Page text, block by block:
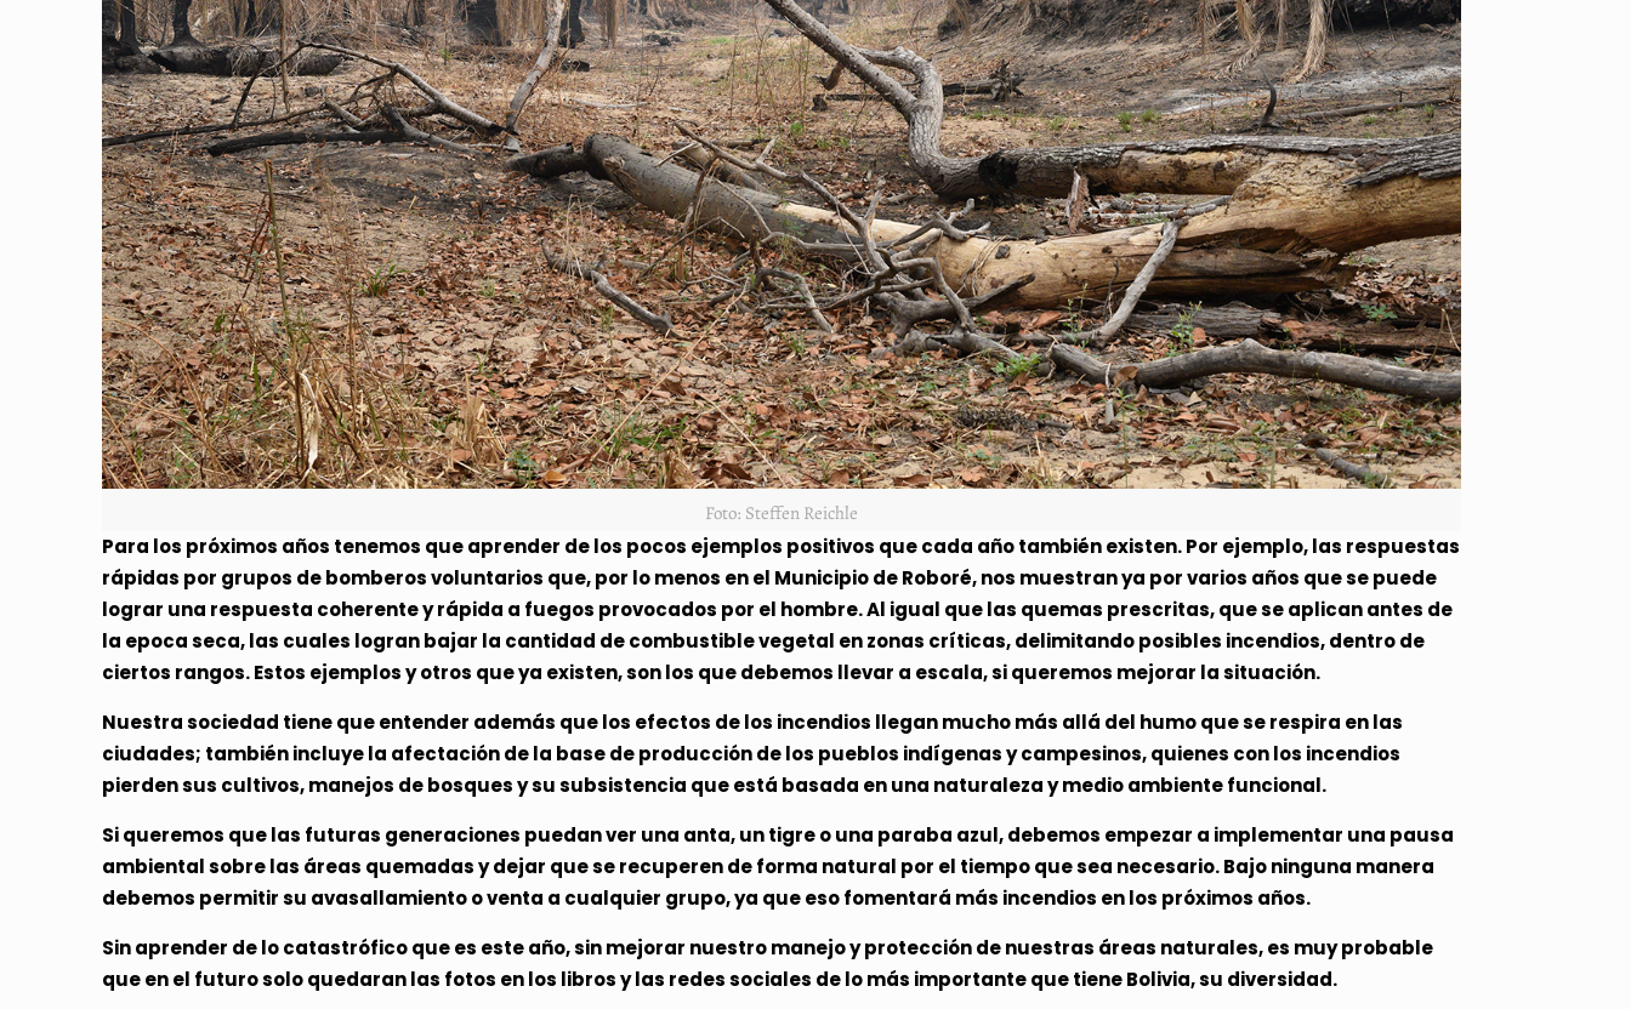
Foto: Steffen Reichle
Para los próximos años tenemos que aprender de los pocos ejemplos positivos que cada año también existen. Por ejemplo, las respuestas
rápidas por grupos de bomberos voluntarios que, por lo menos en el Municipio de Roboré, nos muestran ya por varios años que se puede
lograr una respuesta coherente y rápida a fuegos provocados por el hombre. Al igual que las quemas prescritas, que se aplican antes de
la epoca seca, las cuales logran bajar la cantidad de combustible vegetal en zonas críticas, delimitando posibles incendios, dentro de
ciertos rangos. Estos ejemplos y otros que ya existen, son los que debemos llevar a escala, si queremos mejorar la situación.
Nuestra sociedad tiene que entender además que los efectos de los incendios llegan mucho más allá del humo que se respira en las
ciudades; también incluye la afectación de la base de producción de los pueblos indígenas y campesinos, quienes con los incendios
pierden sus cultivos, manejos de bosques y su subsistencia que está basada en una naturaleza y medio ambiente funcional.
Si queremos que las futuras generaciones puedan ver una anta, un tigre o una paraba azul, debemos empezar a implementar una pausa
ambiental sobre las áreas quemadas y dejar que se recuperen de forma natural por el tiempo que sea necesario. Bajo ninguna manera
debemos permitir su avasallamiento o venta a cualquier grupo, ya que eso fomentará más incendios en los próximos años.
Sin aprender de lo catastrófico que es este año, sin mejorar nuestro manejo y protección de nuestras áreas naturales, es muy probable
que en el futuro solo quedaran las fotos en los libros y las redes sociales de lo más importante que tiene Bolivia, su diversidad.